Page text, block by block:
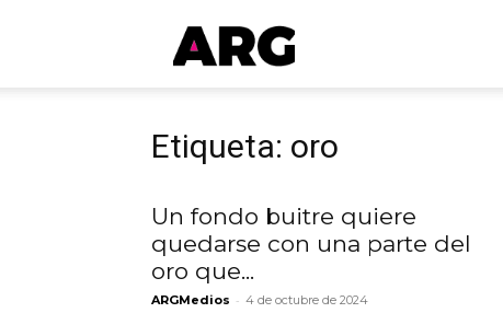
ARGmedios
Etiqueta: oro
Un fondo buitre quiere
quedarse con una parte del
oro que...
ARGMedios - 4 de octubre de 2024